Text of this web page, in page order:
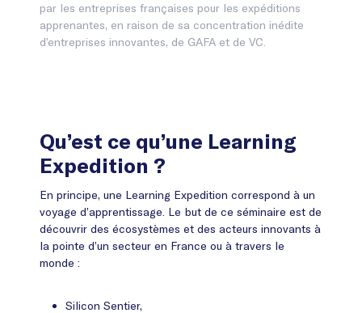
par les entreprises françaises pour les expéditions
apprenantes, en raison de sa concentration inédite
d’entreprises innovantes, de GAFA et de VC.
Qu’est ce qu’une Learning
Expedition ?
En principe, une Learning Expedition correspond à un
voyage d’apprentissage. Le but de ce séminaire est de
découvrir des écosystèmes et des acteurs innovants à
la pointe d’un secteur en France ou à travers le
monde :
Silicon Sentier,